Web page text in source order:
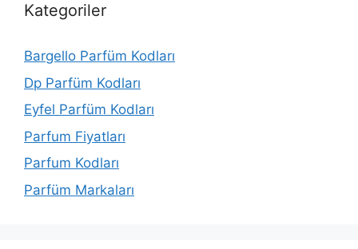
Kategoriler
Bargello Parfüm Kodları
Dp Parfüm Kodları
Eyfel Parfüm Kodları
Parfum Fiyatları
Parfum Kodları
Parfüm Markaları